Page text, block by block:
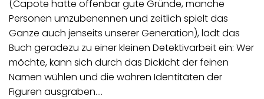
(Capote hatte offenbar gute Gründe, manche
Personen umzubenennen und zeitlich spielt das
Ganze auch jenseits unserer Generation), lädt das
Buch geradezu zu einer kleinen Detektivarbeit ein: Wer
möchte, kann sich durch das Dickicht der feinen
Namen wühlen und die wahren Identitäten der
Figuren ausgraben.…